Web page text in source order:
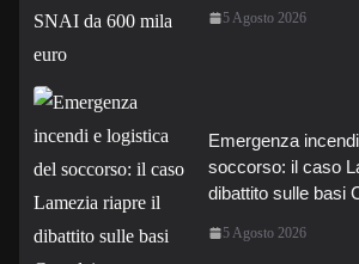
5 Agosto 2026
Emergenza
soccorso: il caso
dibattito sulle basi
5 Agosto 2026